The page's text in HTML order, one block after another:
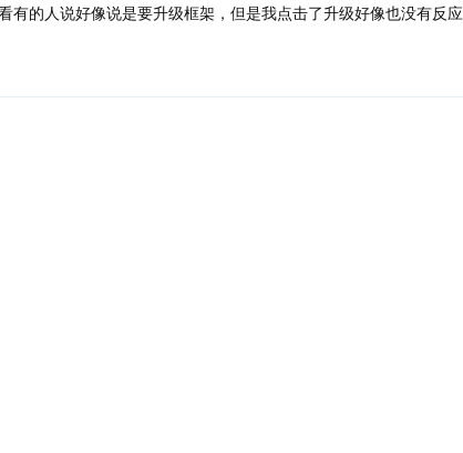
有的人说好像说是要升级框架，但是我点击了升级好像也没有反应